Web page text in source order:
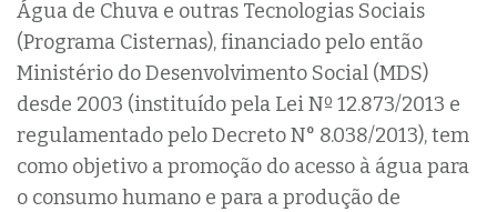
Água de Chuva e outras Tecnologias Sociais
(Programa Cisternas), financiado pelo então
Ministério do Desenvolvimento Social (MDS)
desde 2003 (instituído pela Lei Nº 12.873/2013 e
regulamentado pelo Decreto N° 8.038/2013), tem
como objetivo a promoção do acesso à água para
o consumo humano e para a produção de